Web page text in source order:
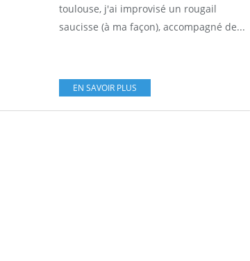
toulouse, j'ai improvisé un rougail
saucisse (à ma façon), accompagné de...
EN SAVOIR PLUS